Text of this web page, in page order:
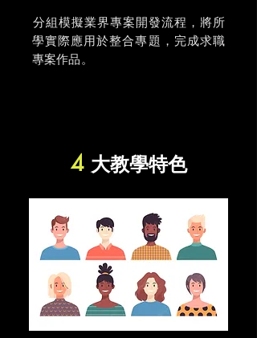
​分組模擬業界專案開發流程，將所
學實際應用於整合專題，完成求職
專案作品。
4 大教學特色